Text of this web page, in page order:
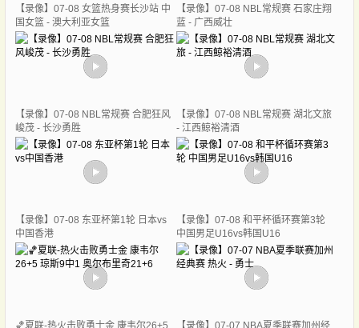
【录像】07-08 女篮热身赛长沙站 中
国女篮 - 澳大利亚女篮
【录像】07-08 NBL常规赛 石家庄翔
蓝 - 广西威壮
【录像】07-08 NBL常规赛 合肥狂风
峻茂 - 长沙勇胜
【录像】07-08 NBL常规赛 湖北文旅
- 江西鲸裕清酒
【录像】07-08 东亚杯第1轮 日本vs
中国香港
【录像】07-08 和平杯循环赛第3轮
中国男足U16vs韩国U16